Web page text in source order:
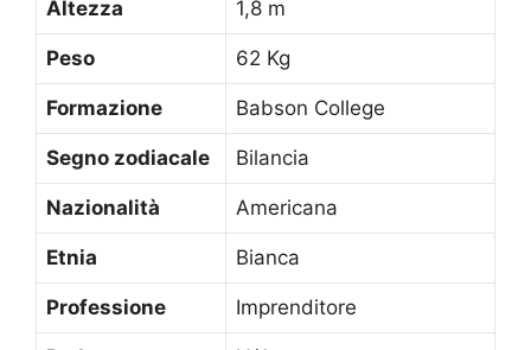
Altezza 1,8 m
Peso 62 Kg
Formazione Babson College
Segno zodiacale Bilancia
Nazionalità Americana
Etnia Bianca
Professione Imprenditore